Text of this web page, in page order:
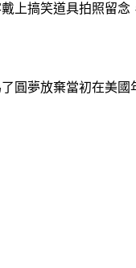
上搞笑道具拍照留
圓夢放棄當初在美